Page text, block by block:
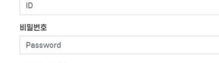
비밀번호